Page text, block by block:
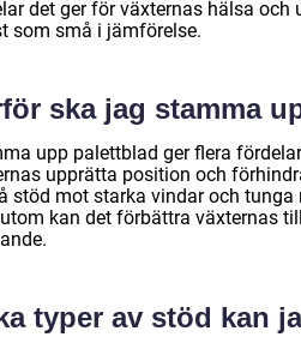
det ger för växternas hälsa och
som små i jämförelse.
ska jag stamma
upp palettblad ger flera
upprätta position och
stöd mot starka vindar och tunga
kan det förbättra växternas
typer av stöd kan